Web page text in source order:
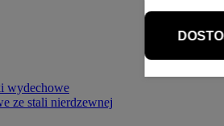
wydechowe
ze stali nierdzewnej